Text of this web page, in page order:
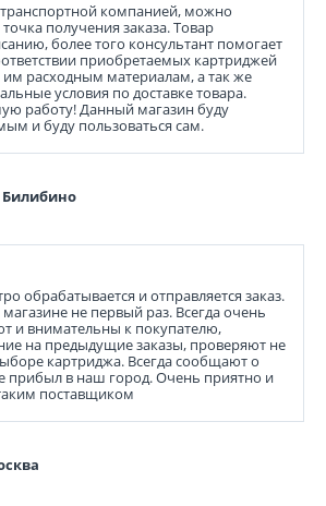
транспортной компанией, можно
получения заказа. Товар
более того консультант помогает
приобретаемых картриджей
расходным материалам, а так же
условия по доставке товара.
работу! Данный магазин буду
и буду пользоваться сам.
обрабатывается и отправляется заказ.
не первый раз. Всегда очень
и внимательны к покупателю,
на предыдущие заказы, проверяют не
картриджа. Всегда сообщают о
прибыл в наш город. Очень приятно и
поставщиком